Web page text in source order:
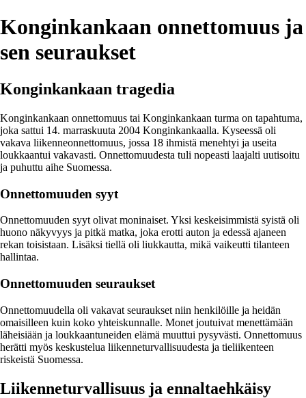
Konginkankaan onnettomuus ja
sen seuraukset
Konginkankaan tragedia
Konginkankaan onnettomuus tai Konginkankaan turma on tapahtuma,
joka sattui 14. marraskuuta 2004 Konginkankaalla. Kyseessä oli
vakava liikenneonnettomuus, jossa 18 ihmistä menehtyi ja useita
loukkaantui vakavasti. Onnettomuudesta tuli nopeasti laajalti uutisoitu
ja puhuttu aihe Suomessa.
Onnettomuuden syyt
Onnettomuuden syyt olivat moninaiset. Yksi keskeisimmistä syistä oli
huono näkyvyys ja pitkä matka, joka erotti auton ja edessä ajaneen
rekan toisistaan. Lisäksi tiellä oli liukkautta, mikä vaikeutti tilanteen
hallintaa.
Onnettomuuden seuraukset
Onnettomuudella oli vakavat seuraukset niin henkilöille ja heidän
omaisilleen kuin koko yhteiskunnalle. Monet joutuivat menettämään
läheisiään ja loukkaantuneiden elämä muuttui pysyvästi. Onnettomuus
herätti myös keskustelua liikenneturvallisuudesta ja tieliikenteen
riskeistä Suomessa.
Liikenneturvallisuus ja ennaltaehkäisy